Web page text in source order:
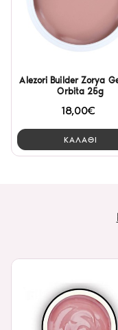
Alezori Builder Zorya
Orbita 25g
18,00€
ΚΑΛΑΘΙ